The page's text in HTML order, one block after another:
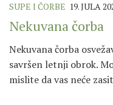
SUPE I ČORBE 19. JULA
Nekuvana čorba
Nekuvana čorba
savršen letnji obrok.
mislite da vas neće